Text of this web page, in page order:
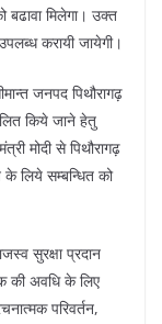
बढावा मिलेगा। उक्त
करायी जायेगी।
जनपद पिथौरागढ़
किये जाने हेतु
मोदी से पिथौरागढ़
लिये सम्बन्धित को
सुरक्षा प्रदान
की अवधि के लिए
परिवर्तन,